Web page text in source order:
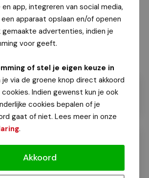
app, integreren van social media,
apparaat opslaan en/of openen
gemaakte advertenties, indien je
voor geeft.
of stel je eigen keuze in
je via de groene knop direct akkoord
Indien gewenst kun je ook
cookies bepalen of je
gaat of niet. Lees meer in onze
.
Akkoord
solotentoonstelling
to Happen